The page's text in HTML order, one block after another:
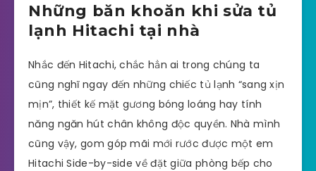
Những băn khoăn khi sửa tủ
lạnh Hitachi tại nhà
Nhắc đến Hitachi, chắc hẳn ai trong chúng ta
cũng nghĩ ngay đến những chiếc tủ lạnh “sang xịn
mịn”, thiết kế mặt gương bóng loáng hay tính
năng ngăn hút chân không độc quyền. Nhà mình
cũng vậy, gom góp mãi mới rước được một em
Hitachi Side-by-side về đặt giữa phòng bếp cho